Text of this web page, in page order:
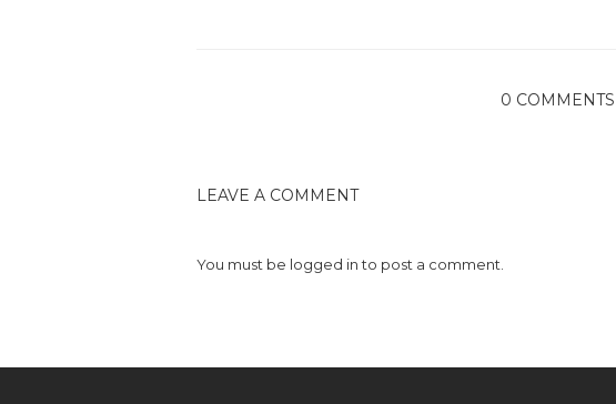
0 COMMENTS
LEAVE A COMMENT
You must be logged into post a comment.